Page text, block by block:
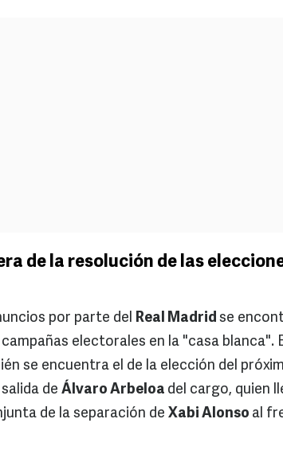
de la resolución de las
por parte del Real Madrid se
electorales en la "casa blanca".
se encuentra el de la elección del
de Álvaro Arbeloa del cargo, quien
de la separación de Xabi Alonso al